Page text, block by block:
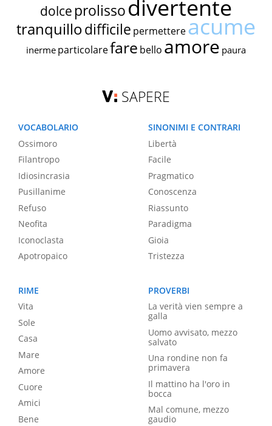
dolce prolissodivertente
tranquillodifficile permettereacume
inerme particolarefare bello amore paura
SAPERE
VOCABOLARIO
Ossimoro
Filantropo
Idiosincrasia
Pusillanime
Refuso
Neofita
Iconoclasta
Apotropaico
SINONIMI E CONTRARI
Libertà
Facile
Pragmatico
Conoscenza
Riassunto
Paradigma
Gioia
Tristezza
RIME
Vita
Sole
Casa
Mare
Amore
Cuore
Amici
Bene
PROVERBI
La verità vien sempre a
galla
Uomo avvisato, mezzo
salvato
Una rondine non fa
primavera
Il mattino ha l'oro in
bocca
Mal comune, mezzo
gaudio